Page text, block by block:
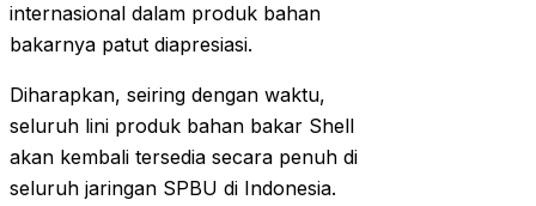
internasional dalam produk bahan
bakarnya patut diapresiasi.
Diharapkan, seiring dengan waktu,
seluruh lini produk bahan bakar Shell
akan kembali tersedia secara penuh di
seluruh jaringan SPBU di Indonesia.